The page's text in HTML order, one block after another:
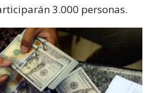
3.000 personas.